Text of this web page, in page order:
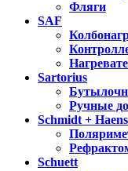
Фляги
SAF
Sartorius
Ручные
Schmidt +
Schuett